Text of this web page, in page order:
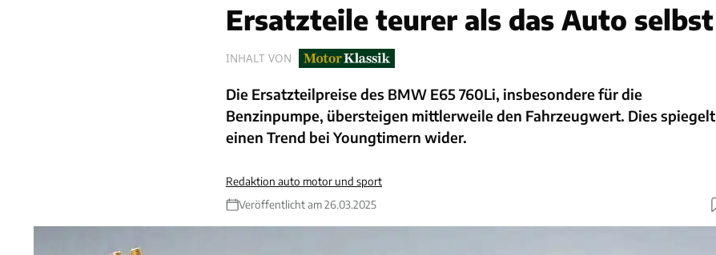
Ersatzteile teurer als das Auto selbst
INHALT VON
Die Ersatzteilpreise des BMW E65 760Li, insbesondere für die
Benzinpumpe, übersteigen mittlerweile den Fahrzeugwert. Dies spiegelt
einen Trend bei Youngtimern wider.
Redaktion auto motor und sport
Veröffentlicht am 26.03.2025